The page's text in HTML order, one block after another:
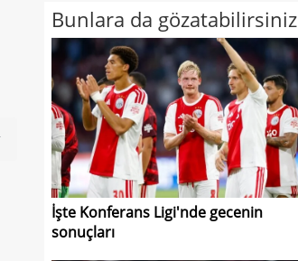
Bunlara da gözatabilirsiniz
İşte Konferans Ligi'nde gecenin
sonuçları